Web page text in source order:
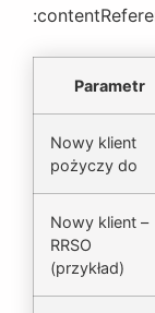
Parametr
Nowy klient
pożyczy do
Nowy klient –
RRSO
(przykład)